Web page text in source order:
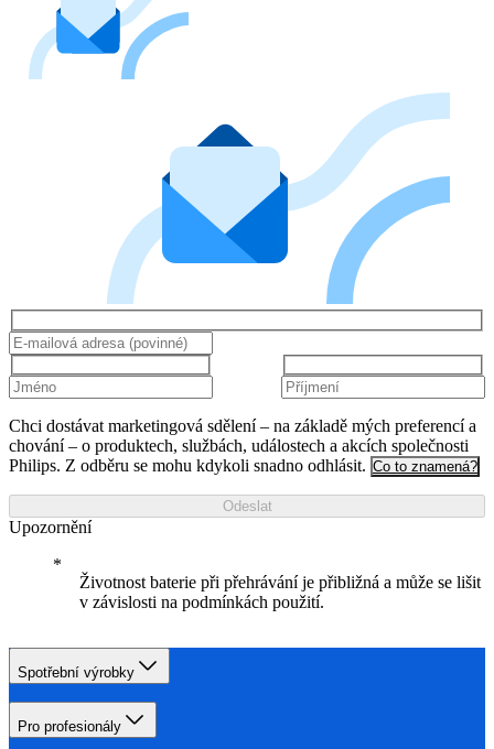
Chci dostávat marketingová sdělení – na základě mých preferencí a
chování – o produktech, službách, událostech a akcích společnosti
Philips. Z odběru se mohu kdykoli snadno odhlásit. Co to znamená?
Odeslat
Upozornění
Životnost baterie při přehrávání je přibližná a může se lišit
v závislosti na podmínkách použití.
Spotřební výrobky
Pro profesionály